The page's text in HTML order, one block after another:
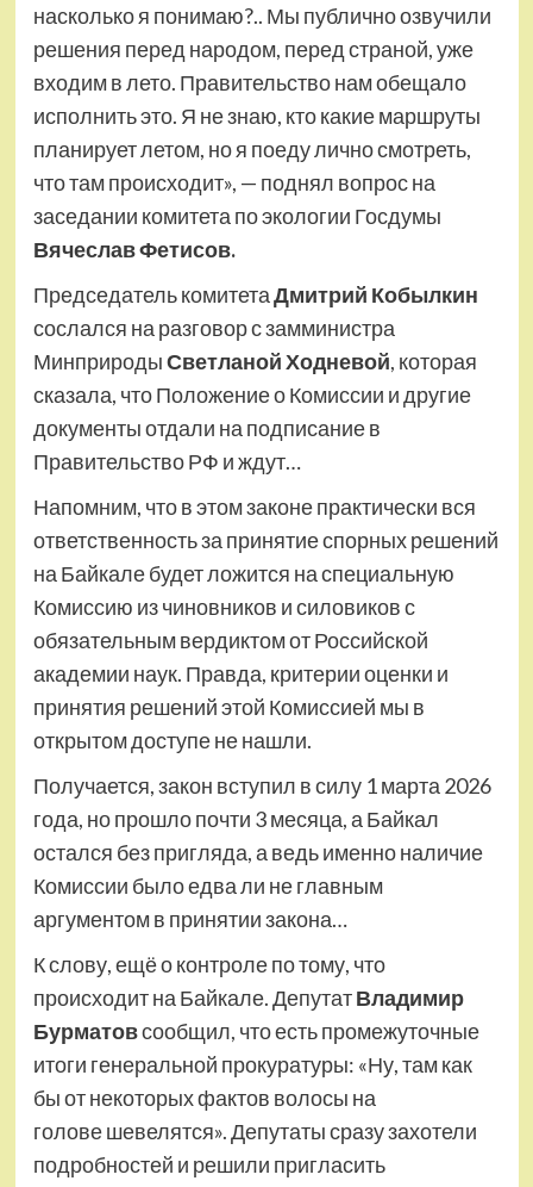
насколько я понимаю?.. Мы публично озвучили
решения перед народом, перед страной, уже
входим в лето. Правительство нам обещало
исполнить это. Я не знаю, кто какие маршруты
планирует летом, но я поеду лично смотреть,
что там происходит», — поднял вопрос на
заседании комитета по экологии Госдумы
Вячеслав Фетисов.
Председатель комитетаДмитрий Кобылкин
сослался на разговор с замминистра
МинприродыСветланой Ходневой, которая
сказала, что Положение о Комиссии и другие
документы отдали на подписание в
Правительство РФ и ждут…
Напомним, что в этом законе практически вся
ответственность за принятие спорных решений
на Байкале будет ложится на специальную
Комиссию из чиновников и силовиков с
обязательным вердиктом от Российской
академии наук. Правда, критерии оценки и
принятия решений этой Комиссией мы в
открытом доступе не нашли.
Получается, закон вступил в силу 1 марта 2026
года, но прошло почти 3 месяца, а Байкал
остался без пригляда, а ведь именно наличие
Комиссии было едва ли не главным
аргументом в принятии закона…
К слову, ещё о контроле по тому, что
происходит на Байкале. ДепутатВладимир
Бурматовсообщил, что есть промежуточные
итоги генеральной прокуратуры: «Ну, там как
бы от некоторых фактов волосы на
голове шевелятся». Депутаты сразу захотели
подробностей и решили пригласить